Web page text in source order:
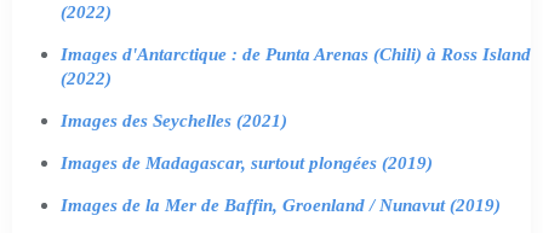
(2022)
Images d'Antarctique : de Punta Arenas (Chili) à Ross Island
(2022)
Images des Seychelles (2021)
Images de Madagascar, surtout plongées (2019)
Images de la Mer de Baffin, Groenland / Nunavut (2019)